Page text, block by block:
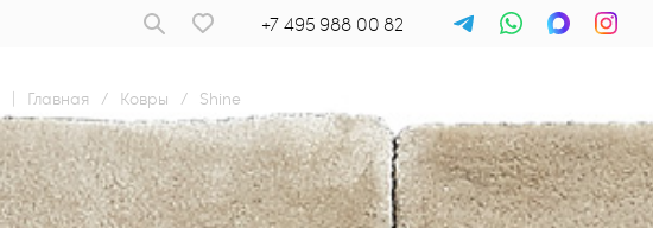
+7 495 988 00 82
| Главная / Ковры / Shine